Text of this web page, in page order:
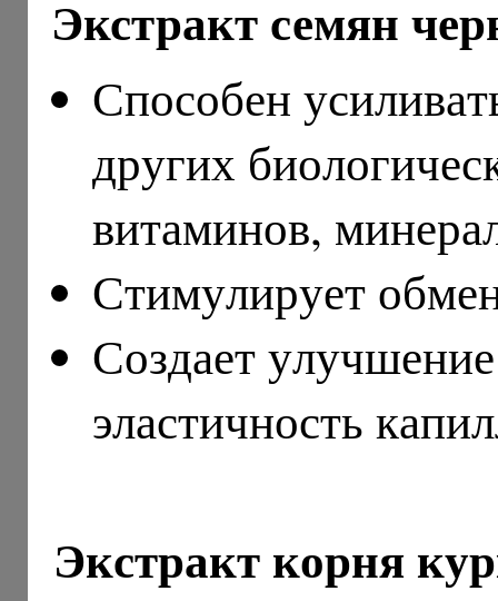
Экстракт семян
Способен
других
витаминов,
Стимулирует
Создает
эластичность
Экстракт корня